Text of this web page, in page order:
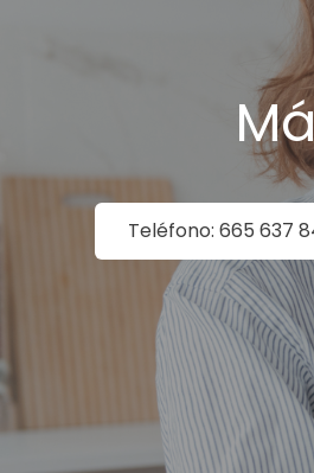
Teléfono: 665 637